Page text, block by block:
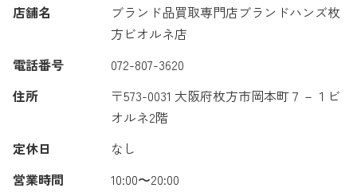
店舗名
ブランド品買取専門店ブランドハンズ枚
方ビオルネ店
電話番号
072-807-3620
住所
〒573-0031 大阪府枚方市岡本町７－１ビ
オルネ2階
定休日
なし
営業時間
10:00〜20:00